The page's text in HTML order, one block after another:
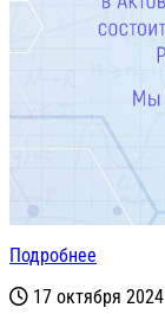
Подробнее
17 октября 2024